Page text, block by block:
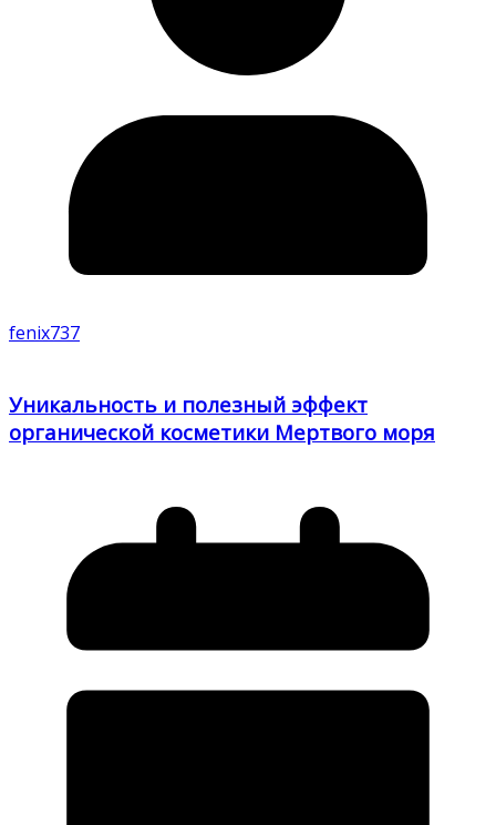
fenix737
Уникальность и полезный эффект
органической косметики Мертвого моря